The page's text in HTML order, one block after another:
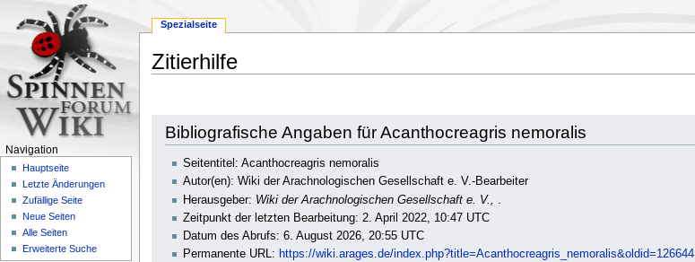
Zitierhilfe
Navigation
springen
Suche
springen
Bibliografische Angaben für Acanthocreagris nemoralis
Seitentitel: Acanthocreagris nemoralis
Autor(en): Wiki der Arachnologischen Gesellschaft e. V.-Bearbeiter
Herausgeber: Wiki der Arachnologischen Gesellschaft e. V.,
Zeitpunkt der letzten Bearbeitung: 2. April 2022, 10:47 UTC
Datum des Abrufs: 6. August 2026, 20:55 UTC
Permanente URL: https://wiki.arages.de/index.php?title=Acanthocreagris_nemoralis&oldid=126644
Spezialseite
Navigation
Hauptseite
Letzte Änderungen
Zufällige Seite
Neue Seiten
Alle Seiten
Erweiterte Suche